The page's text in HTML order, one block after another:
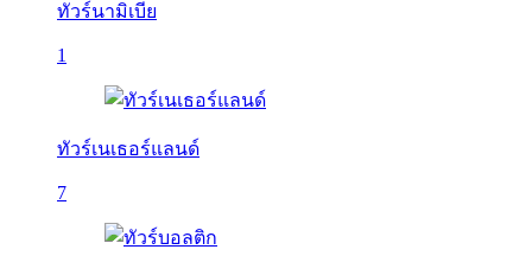
ทัวร์นามิเบีย
1
ทัวร์เนเธอร์แลนด์
7